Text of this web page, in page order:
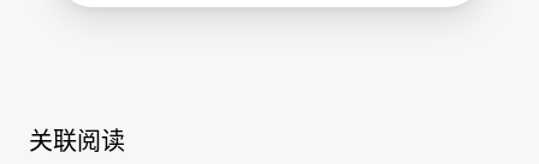
关联阅读